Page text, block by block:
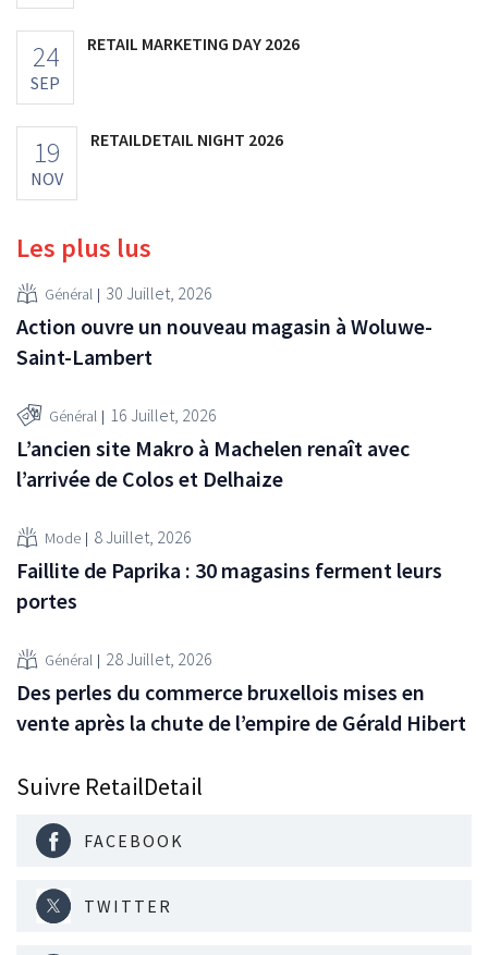
24
SEP
RETAIL MARKETING DAY 2026
19
NOV
RETAILDETAIL NIGHT 2026
Les plus lus
Général 30 Juillet, 2026
Action ouvre un nouveau magasin à Woluwe-
Saint-Lambert
Général 16 Juillet, 2026
L’ancien site Makro à Machelen renaît avec
l’arrivée de Colos et Delhaize
Mode 8 Juillet, 2026
Faillite de Paprika : 30 magasins ferment leurs
portes
Général 28 Juillet, 2026
Des perles du commerce bruxellois mises en
vente après la chute de l’empire de Gérald Hibert
Suivre RetailDetail
FACEBOOK
TWITTER